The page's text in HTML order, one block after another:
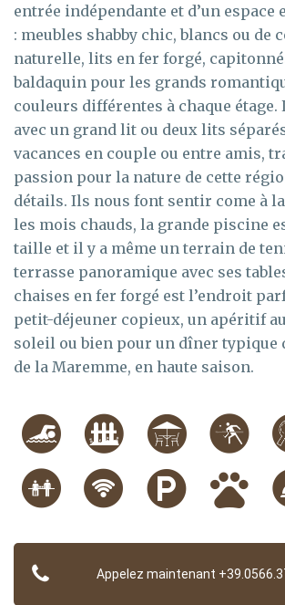
entrée indépendante et d’un
: meubles shabby chic, blancs ou de
naturelle, lits en fer forgé,
baldaquin pour les grands
couleurs différentes à chaque étage.
avec un grand lit ou deux lits
vacances en couple ou entre amis,
passion pour la nature de cette
détails. Ils nous font sentir come à
les mois chauds, la grande piscine
taille et il y a même un terrain de
terrasse panoramique avec ses
chaises en fer forgé est l’endroit
petit-déjeuner copieux, un apéritif
soleil ou bien pour un dîner typique
de la Maremme, en haute saison.
Appelez maintenant